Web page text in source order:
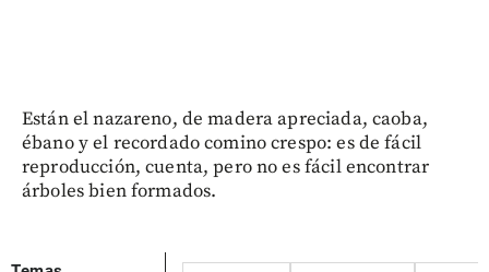
Están el nazareno, de madera apreciada, caoba,
ébano y el recordado comino crespo: es de fácil
reproducción, cuenta, pero no es fácil encontrar
árboles bien formados.